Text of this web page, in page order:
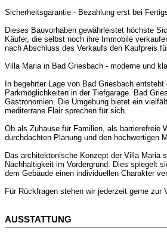
Sicherheitsgarantie - Bezahlung erst bei
Dieses Bauvorhaben gewährleistet höchste
Käufer, die selbst noch ihre Immobile
nach Abschluss des Verkaufs den Kaufpreis
Villa Maria in Bad Griesbach - moderne und
In begehrter Lage von Bad Griesbach
Parkmöglichkeiten in der Tiefgarage. Bad
Gastronomien. Die Umgebung bietet ein
mediterrane Flair sprechen für sich.
Ob als Zuhause für Familien, als barrierefreie
durchdachten Planung und den hochwertigen
Das architektonische Konzept der Villa Maria
Nachhaltigkeit im Vordergrund. Dies spiegelt
dem Gebäude einen individuellen Charakter
Für Rückfragen stehen wir jederzeit gerne zur
AUSSTATTUNG